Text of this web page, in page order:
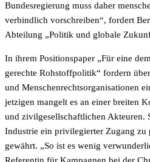
Bundesregierung muss daher
verbindlich vorschreiben“, fordert
Abteilung „Politik und globale
In ihrem Positionspaper „Für eine
gerechte Rohstoffpolitik“ fordern
und Menschenrechtsorganisationen
jetzigen mangelt es an einer breiten
und zivilgesellschaftlichen Akteuren.
Industrie ein privilegierter Zugang zu
gewährt. „So ist es wenig